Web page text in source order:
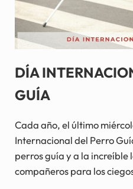
DÍA
GUÍA
Cada año, el último
Internacional del Perro
perros guía y a la increíble
compañeros para los